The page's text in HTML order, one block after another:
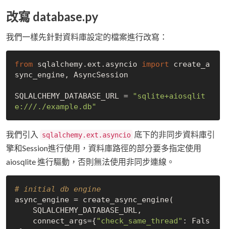
改寫 database.py
我們一樣先針對資料庫設定的檔案進行改寫：
from sqlalchemy.ext.asyncio import create_a
sync_engine, AsyncSession
SQLALCHEMY_DATABASE_URL =
"sqlite+aiosqlit
e:///./example.db"
我們引入 sqlalchemy.ext.asyncio 底下的非同步資料庫引
擎和Session進行使用，資料庫路徑的部分要多指定使用
aiosqlite 進行驅動，否則無法使用非同步連線。
# initial db engine
async_engine = create_async_engine(
    connect_args={
"check_same_thread" : Fals